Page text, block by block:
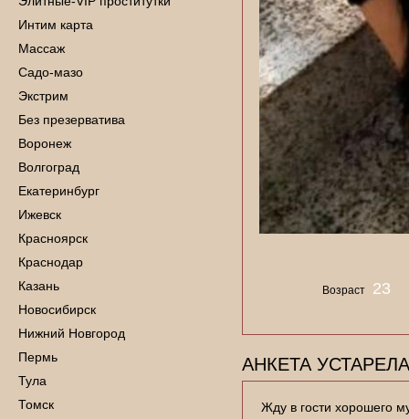
Интим карта
Массаж
Садо-мазо
Экстрим
Без презерватива
Воронеж
Волгоград
Екатеринбург
Ижевск
Красноярск
Краснодар
Казань
Новосибирск
Нижний Новгород
Пермь
Тула
Томск
Возраст 23
АНКЕТА
Жду в гости хорошего